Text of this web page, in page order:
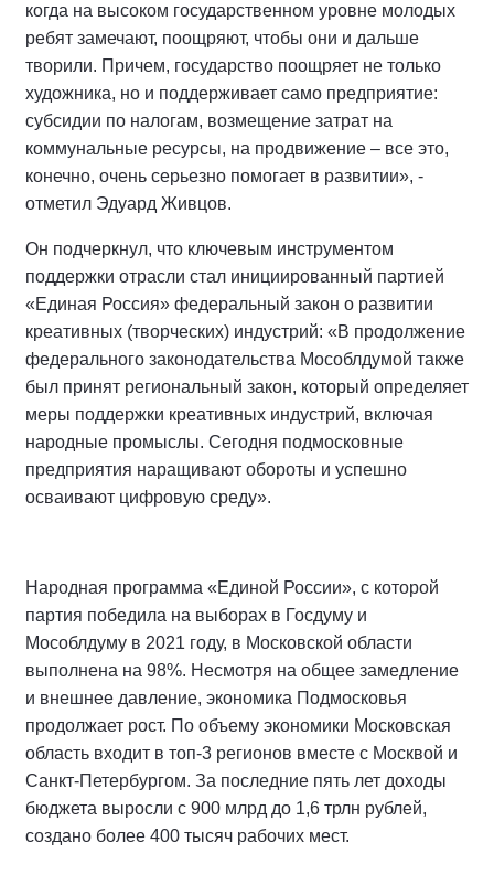
когда на высоком государственном уровне молодых
ребят замечают, поощряют, чтобы они и дальше
творили. Причем, государство поощряет не только
художника, но и поддерживает само предприятие:
субсидии по налогам, возмещение затрат на
коммунальные ресурсы, на продвижение – все это,
конечно, очень серьезно помогает в развитии», -
отметил Эдуард Живцов.
Он подчеркнул, что ключевым инструментом
поддержки отрасли стал инициированный партией
«Единая Россия» федеральный закон о развитии
креативных (творческих) индустрий: «В продолжение
федерального законодательства Мособлдумой также
был принят региональный закон, который определяет
меры поддержки креативных индустрий, включая
народные промыслы. Сегодня подмосковные
предприятия наращивают обороты и успешно
осваивают цифровую среду».
Народная программа «Единой России», с которой
партия победила на выборах в Госдуму и
Мособлдуму в 2021 году, в Московской области
выполнена на 98%. Несмотря на общее замедление
и внешнее давление, экономика Подмосковья
продолжает рост. По объему экономики Московская
область входит в топ-3 регионов вместе с Москвой и
Санкт-Петербургом. За последние пять лет доходы
бюджета выросли с 900 млрд до 1,6 трлн рублей,
создано более 400 тысяч рабочих мест.